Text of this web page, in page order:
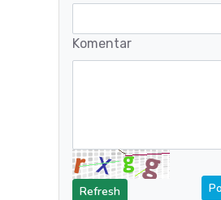
Komentar
Refresh